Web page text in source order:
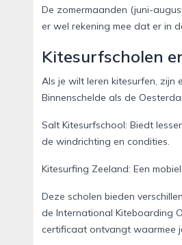
De zomermaanden (juni-
er wel rekening mee dat er in
Kitesurfscholen
Als je wilt leren kitesurfen, zijn
Binnenschelde als de
Salt Kitesurfschool: Biedt
de windrichting en condities.
Kitesurfing Zeeland: Een
Deze scholen bieden
de International Kiteboarding
certificaat ontvangt waarmee